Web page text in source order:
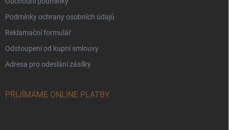
Podmínky ochrany osobních údajů
Reklamační formulář
Odstoupení od kupní smlouvy
Adresa pro odeslání zásilky
PŘIJÍMÁME ONLINE PLATBY